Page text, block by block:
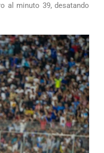
al minuto 39, desatando